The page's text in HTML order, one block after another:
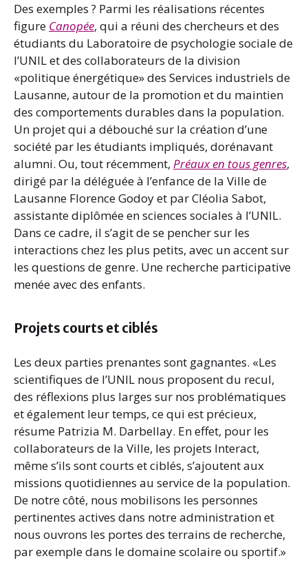
Des exemples ? Parmi les réalisations récentes
figure Canopée, qui a réuni des chercheurs et des
étudiants du Laboratoire de psychologie sociale de
l’UNIL et des collaborateurs de la division
«politique énergétique» des Services industriels de
Lausanne, autour de la promotion et du maintien
des comportements durables dans la population.
Un projet qui a débouché sur la création d’une
société par les étudiants impliqués, dorénavant
alumni. Ou, tout récemment, Préaux en tous genres,
dirigé par la déléguée à l’enfance de la Ville de
Lausanne Florence Godoy et par Cléolia Sabot,
assistante diplômée en sciences sociales à l’UNIL.
Dans ce cadre, il s’agit de se pencher sur les
interactions chez les plus petits, avec un accent sur
les questions de genre. Une recherche participative
menée avec des enfants.
Projets courts et ciblés
Les deux parties prenantes sont gagnantes. «Les
scientifiques de l’UNIL nous proposent du recul,
des réflexions plus larges sur nos problématiques
et également leur temps, ce qui est précieux,
résume Patrizia M. Darbellay. En effet, pour les
collaborateurs de la Ville, les projets Interact,
même s’ils sont courts et ciblés, s’ajoutent aux
missions quotidiennes au service de la population.
De notre côté, nous mobilisons les personnes
pertinentes actives dans notre administration et
nous ouvrons les portes des terrains de recherche,
par exemple dans le domaine scolaire ou sportif.»